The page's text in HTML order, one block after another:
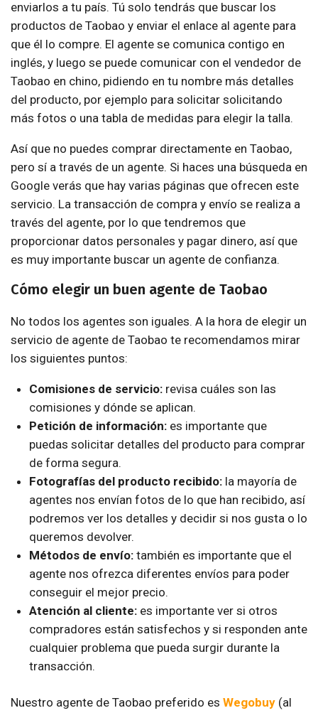
enviarlos a tu país. Tú solo tendrás que buscar los
productos de Taobao y enviar el enlace al agente para
que él lo compre. El agente se comunica contigo en
inglés, y luego se puede comunicar con el vendedor de
Taobao en chino, pidiendo en tu nombre más detalles
del producto, por ejemplo para solicitar solicitando
más fotos o una tabla de medidas para elegir la talla.
Así que no puedes comprar directamente en Taobao,
pero sí a través de un agente. Si haces una búsqueda en
Google verás que hay varias páginas que ofrecen este
servicio. La transacción de compra y envío se realiza a
través del agente, por lo que tendremos que
proporcionar datos personales y pagar dinero, así que
es muy importante buscar un agente de confianza.
Cómo elegir un buen agente de Taobao
No todos los agentes son iguales. A la hora de elegir un
servicio de agente de Taobao te recomendamos mirar
los siguientes puntos:
Comisiones de servicio:revisa cuáles son las
comisiones y dónde se aplican.
Petición de información:es importante que
puedas solicitar detalles del producto para comprar
de forma segura.
Fotografías del producto recibido: la mayoría de
agentes nos envían fotos de lo que han recibido, así
podremos ver los detalles y decidir si nos gusta o lo
queremos devolver.
Métodos de envío:también es importante que el
agente nos ofrezca diferentes envíos para poder
conseguir el mejor precio.
Atención al cliente:es importante ver si otros
compradores están satisfechos y si responden ante
cualquier problema que pueda surgir durante la
transacción.
Nuestro agente de Taobao preferido es Wegobuy (al